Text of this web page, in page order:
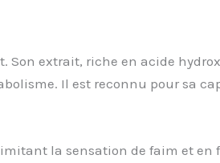
Son extrait, riche en acide
Il est reconnu pour sa
la sensation de faim et en